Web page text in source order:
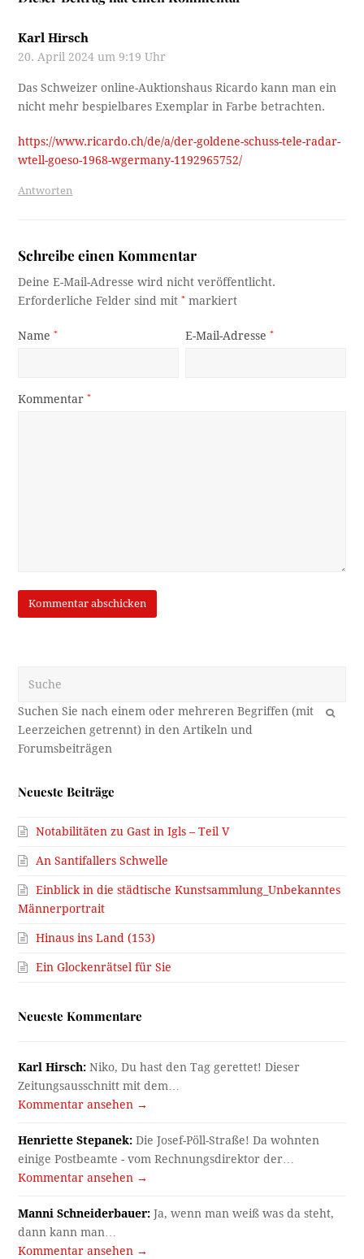
Karl Hirsch
20. April 2024 um 9:19 Uhr
Das Schweizer online-Auktionshaus Ricardo kann man ein
nicht mehr bespielbares Exemplar in Farbe betrachten.
https://www.ricardo.ch/de/a/der-goldene-schuss-tele-radar-
wtell-goeso-1968-wgermany-1192965752/
Antworten
Schreibe einen Kommentar
Deine E-Mail-Adresse wird nicht veröffentlicht.
Erforderliche Felder sind mit* markiert
Name* E-Mail-Adresse*
Kommentar*
OK
Neueste Beiträge
Notabilitäten zu Gast in Igls – Teil V
An Santifallers Schwelle
Einblick in die städtische Kunstsammlung_Unbekanntes
Männerportrait
Hinaus ins Land (153)
Ein Glockenrätsel für Sie
Neueste Kommentare
Karl Hirsch: Niko, Du hast den Tag gerettet! Dieser
Zeitungsausschnitt mit dem…
Kommentar ansehen →
Henriette Stepanek: Die Josef-Pöll-Straße! Da wohnten
einige Postbeamte - vom Rechnungsdirektor der…
Kommentar ansehen →
Manni Schneiderbauer: Ja, wenn man weiß was da steht,
dann kann man…
Kommentar ansehen →